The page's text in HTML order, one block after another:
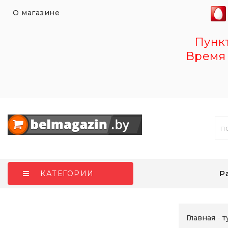
О магазине
Пункт
Время
КАТЕГОРИИ
Главная